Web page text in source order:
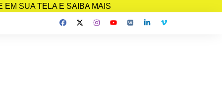
SUA TELA E SAIBA MAIS